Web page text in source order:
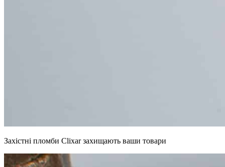
Захістні пломби Clixar захищають ваши товари